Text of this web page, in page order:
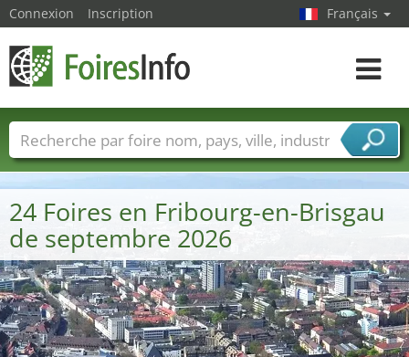
24 Foires en Fribourg-en-Brisgau
de septembre 2026
Connexion Inscription Français
Toggle
Foire noms Pays Villes
Secteurs de foire
Secteurs du fournisseur de services